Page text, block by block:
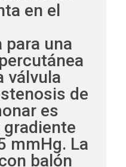
en el
para una
válvula
de
es
gradiente
mmHg. La
balón